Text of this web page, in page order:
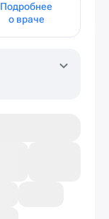
Подробнее
о враче